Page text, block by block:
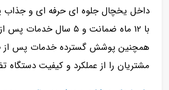
داخل یخچال جلوه‌ ای حرفه‌ ای و جذاب
با 12 ماه ضمانت و ۵
همچنین پوشش گسترده خدمات پس از
مشتریان را از عملکرد و کیفیت